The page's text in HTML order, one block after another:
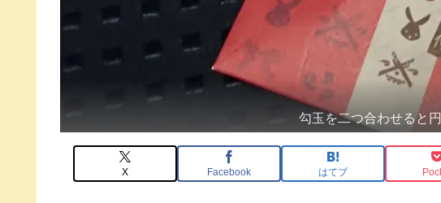
勾玉を二つ合わせると
X Facebook はてブ